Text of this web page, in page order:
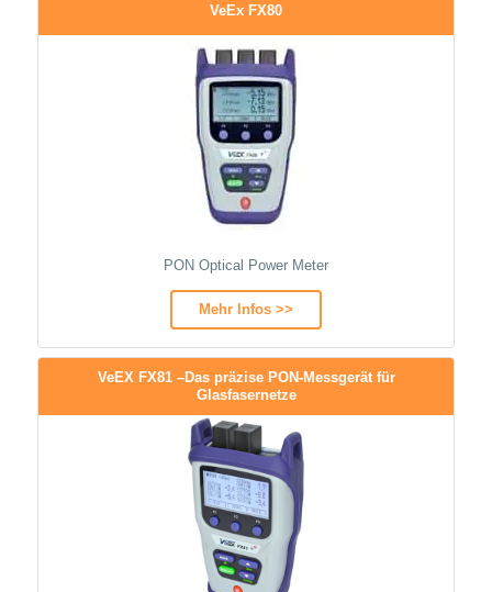
VeEx FX80
PON Optical Power Meter
Mehr Infos >>
VeEX FX81 –Das präzise PON-Messgerät für
Glasfasernetze